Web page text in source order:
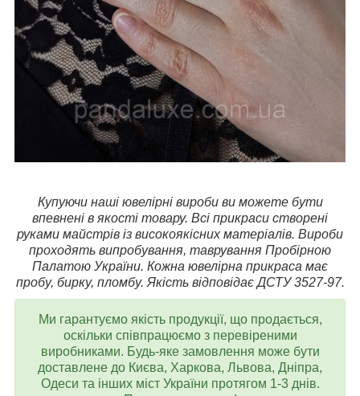
Купуючи наші ювелірні вироби ви можете бути
впевнені в якості товару. Всі прикраси створені
руками майстрів із високоякісних матеріалів. Вироби
проходять випробування, таврування Пробірною
Палатою України. Кожна ювелірна прикраса має
пробу, бирку, пломбу. Якість відповідає ДСТУ 3527-97.
Ми гарантуємо якість продукції, що продається,
оскільки співпрацюємо з перевіреними
виробниками. Будь-яке замовлення може бути
доставлене до Києва, Харкова, Львова, Дніпра,
Одеси та інших міст України протягом 1-3 днів.